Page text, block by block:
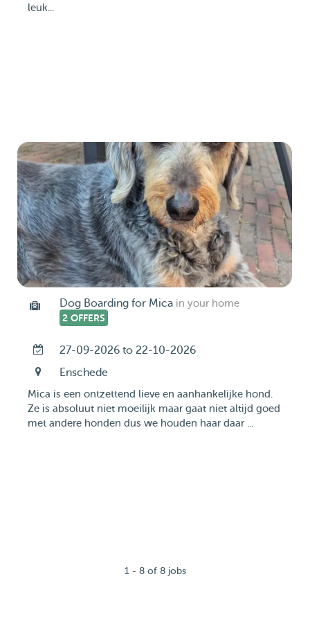
leuk...
Dog Boarding for Mica in your home
2 OFFERS
27-09-2026 to 22-10-2026
Enschede
Mica is een ontzettend lieve en aanhankelijke hond.
Ze is absoluut niet moeilijk maar gaat niet altijd goed
met andere honden dus we houden haar daar ...
1 - 8 of 8 jobs